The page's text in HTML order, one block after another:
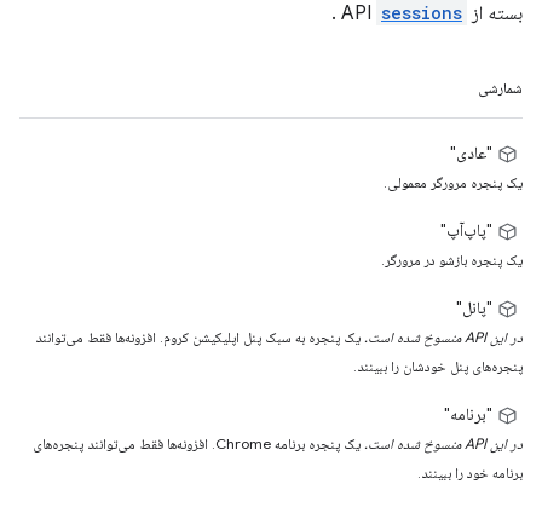
بسته از API sessions
.
شمارشی
"عادی"
یک پنجره مرورگر معمولی.
"پاپ‌آپ"
یک پنجره بازشو در مرورگر.
"پانل"
در این API منسوخ شده است.
یک پنجره به سبک پنل اپلیکیشن کروم. افزونه‌ها فقط می‌توانند
پنجره‌های پنل خودشان را ببینند.
"برنامه"
در این API منسوخ شده است.
یک پنجره برنامه Chrome. افزونه‌ها فقط می‌توانند پنجره‌های
برنامه خود را ببینند.